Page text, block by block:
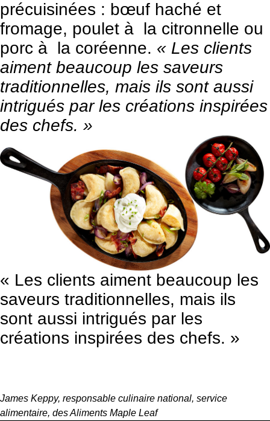
précuisinées : bœuf haché et
fromage, poulet à la citronnelle ou
porc à la coréenne. « Les clients
aiment beaucoup les saveurs
traditionnelles, mais ils sont aussi
intrigués par les créations inspirées
des chefs. »
« Les clients aiment beaucoup les
saveurs traditionnelles, mais ils
sont aussi intrigués par les
créations inspirées des chefs. »
James Keppy, responsable culinaire national, service
alimentaire, des Aliments Maple Leaf